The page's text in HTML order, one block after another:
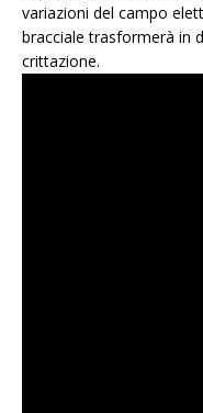
variazioni del campo
bracciale trasformerà in
crittazione.